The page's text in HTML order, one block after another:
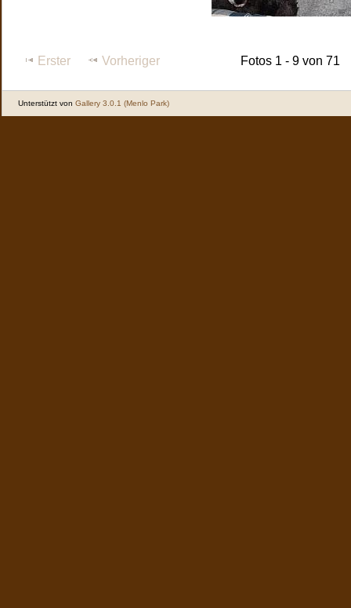
Erster Vorheriger Fotos 1 - 9 von 71
Unterstützt von Gallery 3.0.1 (Menlo Park)